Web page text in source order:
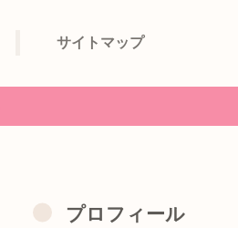
サイトマップ
プロフィール